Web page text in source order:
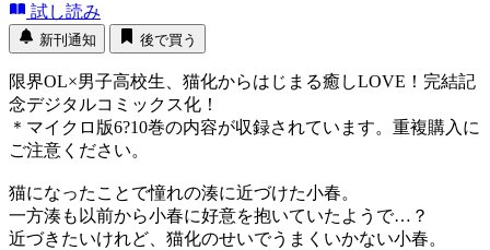
試し読み
新刊通知 後で買う
限界OL×男子高校生、猫化からはじまる癒しLOVE！完結記
念デジタルコミックス化！
＊マイクロ版6?10巻の内容が収録されています。重複購入に
ご注意ください。
猫になったことで憧れの湊に近づけた小春。
一方湊も以前から小春に好意を抱いていたようで…？
近づきたいけれど、猫化のせいでうまくいかない小春。